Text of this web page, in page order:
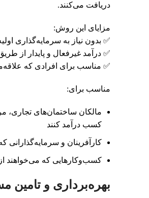
دریافت می‌کنند.
مزایای این روش:
✅ بدون نیاز به سرمایه‌گذاری
✅ درآمد غیرفعال و پایدار از
✅ مناسب برای افرادی که
مناسب برای:
مالکان ساختمان‌های تجاری،
کسب درآمد کنند
کارآفرینان و
کسب‌وکارهایی که می‌خواهند
بهره‌برداری و تامین